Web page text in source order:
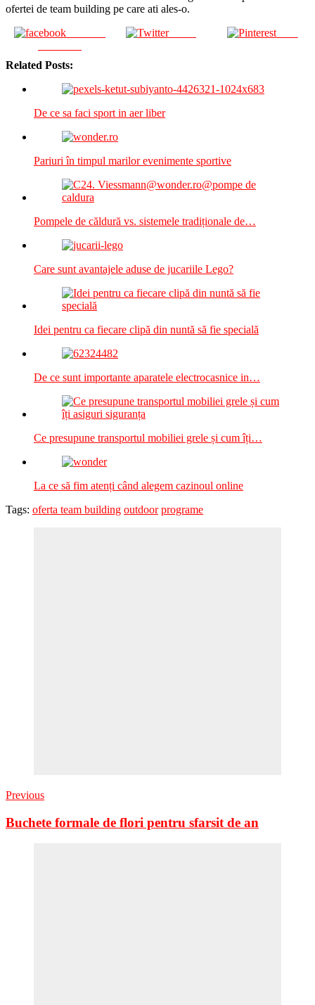
ofertei de team building pe care ati ales-o.
Tweet Save
Related Posts:
De ce sa faci sport in aer liber
Pariuri în timpul marilor evenimente sportive
Pompele de căldură vs. sistemele tradiționale de…
Care sunt avantajele aduse de jucariile Lego?
Idei pentru ca fiecare clipă din nuntă să fie specială
De ce sunt importante aparatele electrocasnice in…
Ce presupune transportul mobiliei grele și cum îți…
La ce să fim atenți când alegem cazinoul online
Tags: oferta team building outdoor programe
Previous
Buchete formale de flori pentru sfarsit de an